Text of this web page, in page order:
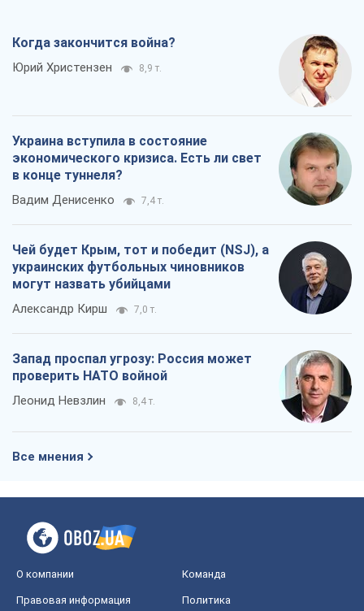
Когда закончится война?
Юрий Христензен 8,9 т.
Украина вступила в состояние
экономического кризиса. Есть ли свет
в конце туннеля?
Вадим Денисенко 7,4 т.
Чей будет Крым, тот и победит (NSJ), а
украинских футбольных чиновников
могут назвать убийцами
Александр Кирш 7,0 т.
Запад проспал угрозу: Россия может
проверить НАТО войной
Леонид Невзлин 8,4 т.
Все мнения
О компании Команда
Правовая информация
Политика